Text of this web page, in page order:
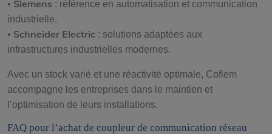
• Siemens : référence en automatisation et communication
industrielle.
• Schneider Electric : solutions adaptées aux
infrastructures industrielles modernes.
Avec un stock varié et une réactivité optimale, Cofiem
accompagne les entreprises dans le maintien et
l’optimisation de leurs installations.
FAQ pour l’achat de coupleur de communication réseau